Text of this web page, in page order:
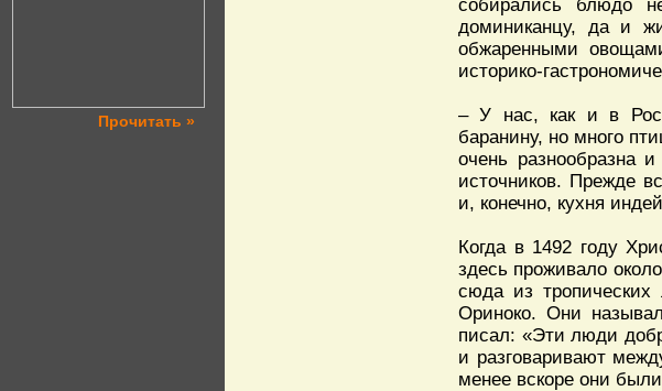
Прочитать »
собирались блюдо
доминиканцу, да и
обжаренными
историко-
– У нас, как и в
баранину, но много
очень разнообразна
источников. Прежде
и, конечно, кухня
Когда в 1492 году
здесь проживало
сюда из тропических
Ориноко. Они
писал: «Эти люди
и разговаривают
менее вскоре они